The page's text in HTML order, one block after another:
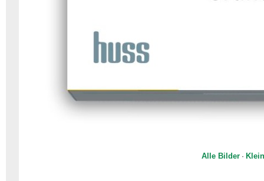
Alle Bilder ·